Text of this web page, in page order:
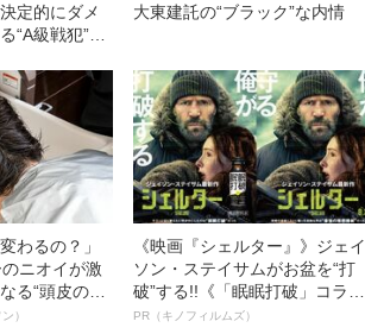
定的にダメ
“A級戦犯”と
大東建託の“ブラック”な内情
わるの？」
ニオイが激
“頭皮のニ
解消す
）
《映画『シェルター』》ジェイ
ソン・ステイサムがお盆を“打
破”する!!《「眠眠打破」コラ
ボ》
PR（キノフィルムズ）